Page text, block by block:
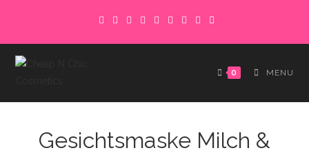
content
0 MENU
Gesichtsmaske Milch &